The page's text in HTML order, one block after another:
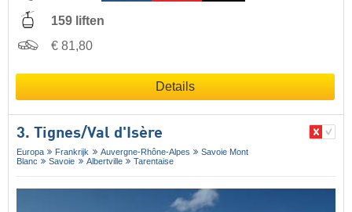
159 liften
€ 81,80
Details
3. Tignes/​Val d'Isère
Europa Frankrijk Auvergne-Rhône-Alpes
Savoie Mont
Blanc
Savoie Albertville Tarentaise